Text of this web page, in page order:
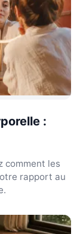
:
comment les
rapport au